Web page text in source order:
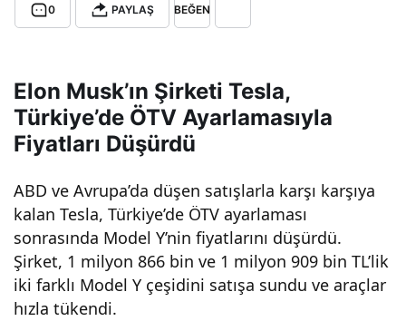
0 PAYLAŞ BEĞEN
Elon Musk’ın Şirketi Tesla,
Türkiye’de ÖTV Ayarlamasıyla
Fiyatları Düşürdü
ABD ve Avrupa’da düşen satışlarla karşı karşıya
kalan Tesla, Türkiye’de ÖTV ayarlaması
sonrasında Model Y’nin fiyatlarını düşürdü.
Şirket, 1 milyon 866 bin ve 1 milyon 909 bin TL’lik
iki farklı Model Y çeşidini satışa sundu ve araçlar
hızla tükendi.
nen
Yüz
de
10
ÖTV